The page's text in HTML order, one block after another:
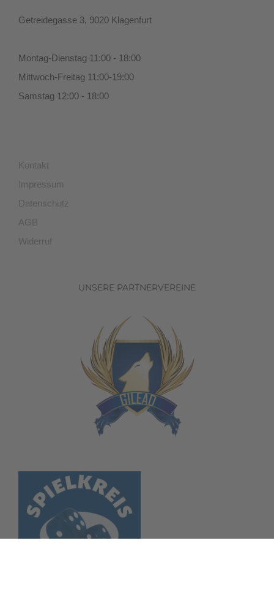
Getreidegasse 3, 9020 Klagenfurt
Montag-Dienstag 11:00 - 18:00
Mittwoch-Freitag 11:00-19:00
Samstag 12:00 - 18:00
Kontakt
Impressum
Datenschutz
AGB
Widerruf
UNSERE PARTNERVEREINE